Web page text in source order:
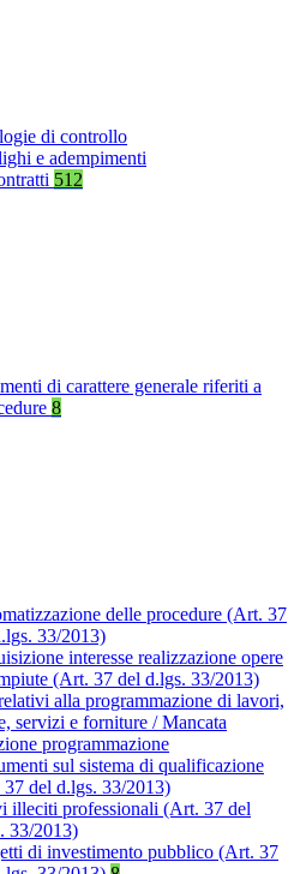
di controllo
e adempimenti
512
di carattere generale riferiti a
8
delle procedure (Art. 37
33/2013)
interesse realizzazione opere
(Art. 37 del d.lgs. 33/2013)
alla programmazione di lavori,
servizi e forniture / Mancata
programmazione
sul sistema di qualificazione
del d.lgs. 33/2013)
illeciti professionali (Art. 37 del
33/2013)
di investimento pubblico (Art. 37